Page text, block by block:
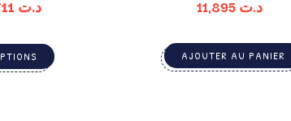
د.ت د.ت 11,895
AJOUTER AU PANIER